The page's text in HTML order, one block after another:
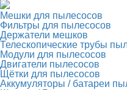
Мешки для пылесосов
Фильтры для пылесосов
Держатели мешков
Телескопические трубы
Модули для пылесосов
Двигатели пылесосов
Щётки для пылесосов
Аккумуляторы / батареи